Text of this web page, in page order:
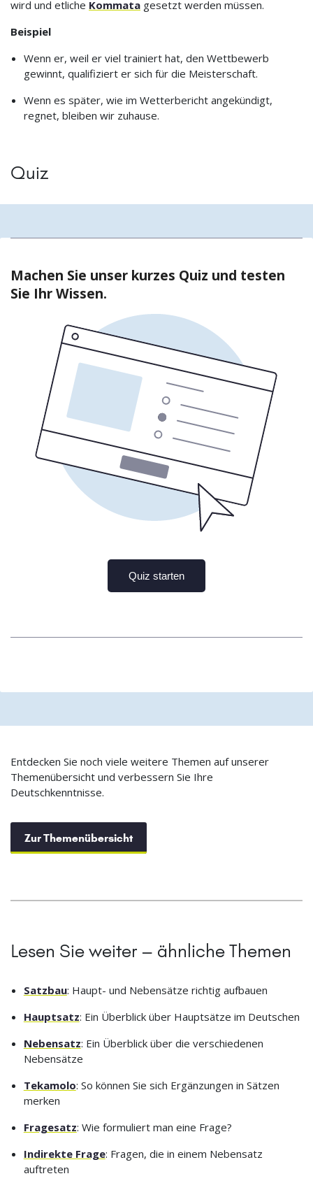
wird und etliche Kommata gesetzt werden müssen.
Beispiel
Wenn er, weil er viel trainiert hat, den Wettbewerb
gewinnt, qualifiziert er sich für die Meisterschaft.
Wenn es später, wie im Wetterbericht angekündigt,
regnet, bleiben wir zuhause.
Quiz
Entdecken Sie noch viele weitere Themen auf unserer
Themenübersicht und verbessern Sie Ihre
Deutschkenntnisse.
Zur Themenübersicht
Lesen Sie weiter – ähnliche Themen
Satzbau: Haupt- und Nebensätze richtig aufbauen
Hauptsatz: Ein Überblick über Hauptsätze im Deutschen
Nebensatz: Ein Überblick über die verschiedenen
Nebensätze
Tekamolo: So können Sie sich Ergänzungen in Sätzen
merken
Fragesatz: Wie formuliert man eine Frage?
Indirekte Frage: Fragen, die in einem Nebensatz
auftreten